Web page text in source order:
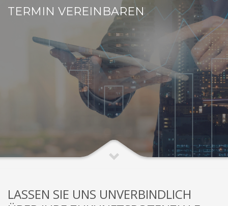
TERMIN VEREINBAREN
LASSEN SIE UNS UNVERBINDLICH